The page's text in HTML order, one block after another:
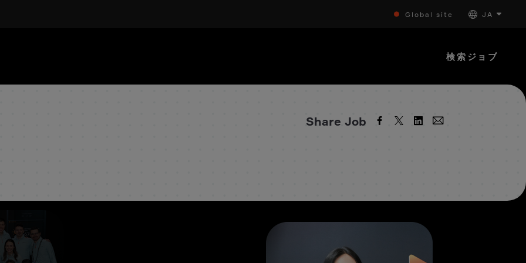
Global site JA
検索ジョブ
Share Job